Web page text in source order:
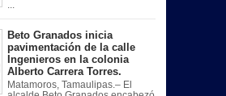
Beto Granados inicia
pavimentación de la calle
Ingenieros en la colonia
Alberto Carrera Torres.
Matamoros, Tamaulipas.– El